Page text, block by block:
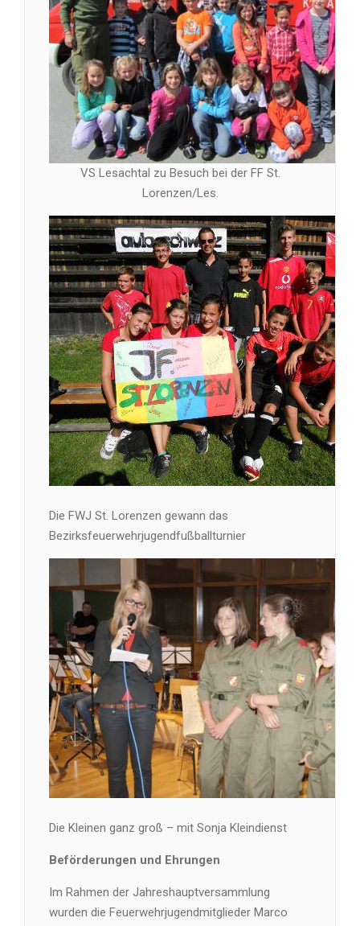
VS Lesachtal zu Besuch bei der FF St.
Lorenzen/Les.
Die FWJ St. Lorenzen gewann das
Bezirksfeuerwehrjugendfußballturnier
Die Kleinen ganz groß – mit Sonja Kleindienst
Beförderungen und Ehrungen
Im Rahmen der Jahreshauptversammlung
wurden die Feuerwehrjugendmitglieder Marco